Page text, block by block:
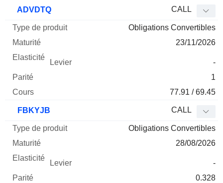
ADVDTQ CALL
Obligations Convertibles
23/11/2026
-
1
77.91 / 69.45
FBKYJB CALL
Obligations Convertibles
28/08/2026
-
0.328